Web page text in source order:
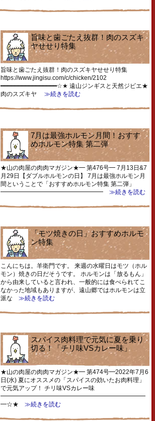
旨味と歯ごたえ抜群！肉のスズキ
ヤせせり特集
旨味と歯ごたえ抜群！肉のスズキヤせせり特集
https://www.jingisu.com/c/chicken/2102
━━━━━━━━━━━━━━━━☆★ 遠山ジンギスと天然ジビエ★
肉のスズキヤ
≫続きを読む
7月は最強ホルモン月間！おすす
めホルモン特集 第二弾
★山の肉屋の肉肉マガジン★━ 第476号━ 7月13日&7
月29日【ダブルホルモンの日】 7月は最強ホルモン月
間ということで「おすすめホルモン特集 第二弾」
━━━━━━━━━━━━━━━━━ ≫続きを読む
「モツ焼きの日」おすすめホルモ
ン特集
こんにちは。羊衛門です。 来週の水曜日はモツ（ホル
モン）焼きの日だそうです。 ホルモンは「放るもん」
から由来していると言われ、一般的には食べられてこ
なかった地域もありますが、遠山郷ではホルモンは立
派な
≫続きを読む
スパイス肉料理で元気に夏を乗り
切る！「チリ味VSカレー味」
★山の肉屋の肉肉マガジン★━ 第474号━2022年7月6
日(水) 夏にオススメの「スパイスの効いたお肉料理」
で元気アップ！ チリ味VSカレー味
━━━━━━━━━━━━━━━━━━━━━━━━
━☆★
≫続きを読む